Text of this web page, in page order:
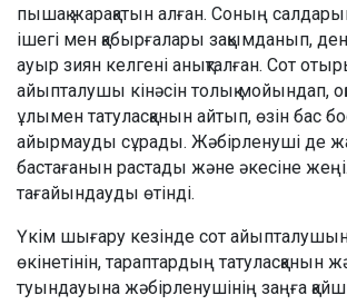
пышақ жарақатын алған. Соның
ішегі мен қабырғалары зақымданып,
ауыр зиян келгені анықталған. Сот
айыпталушы кінәсін толық мойындап,
ұлымен татуласқанын айтып, өзін бас
айырмауды сұрады. Жәбірленуші де
бастағанын растады және әкесіне
тағайындауды өтінді.
Үкім шығару кезінде сот
өкінетінін, тараптардың
туындауына жәбірленушінің заңға